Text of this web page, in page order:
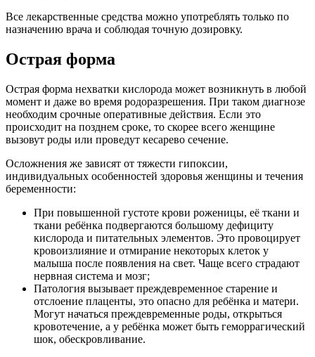
Все лекарственные средства можно употреблять только по
назначению врача и соблюдая точную дозировку.
Острая форма
Острая форма нехватки кислорода может возникнуть в любой
момент и даже во время родоразрешения. При таком диагнозе
необходим срочные оперативные действия. Если это
происходит на позднем сроке, то скорее всего женщине
вызовут роды или проведут кесарево сечение.
Осложнения же зависят от тяжести гипоксии,
индивидуальных особенностей здоровья женщины и течения
беременности:
При повышенной густоте крови роженицы, её ткани и
ткани ребёнка подвергаются большому дефициту
кислорода и питательных элементов. Это провоцирует
кровоизлияние и отмирание некоторых клеток у
малыша после появления на свет. Чаще всего страдают
нервная система и мозг;
Патология вызывает преждевременное старение и
отслоение плаценты, это опасно для ребёнка и матери.
Могут начаться преждевременные роды, открыться
кровотечение, а у ребёнка может быть геморрагический
шок, обескровливание.